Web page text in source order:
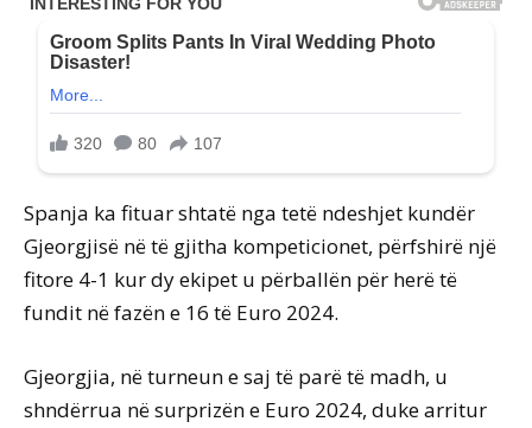
Spanja ka fituar shtatë nga tetë ndeshjet kundër
Gjeorgjisë në të gjitha kompeticionet, përfshirë një
fitore 4-1 kur dy ekipet u përballën për herë të
fundit në fazën e 16 të Euro 2024.
Gjeorgjia, në turneun e saj të parë të madh, u
shndërrua në surprizën e Euro 2024, duke arritur